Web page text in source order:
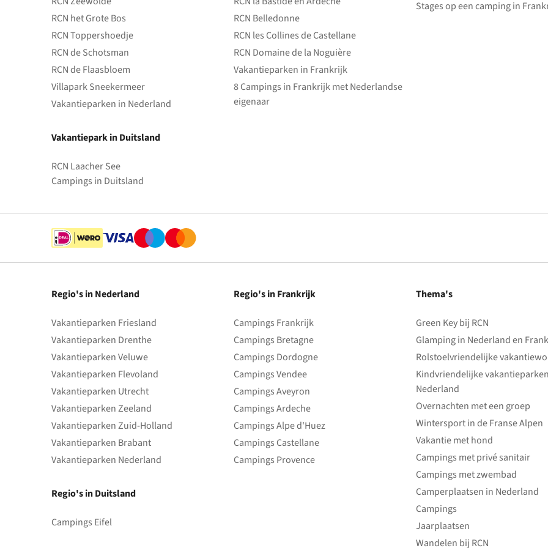
RCN het Grote Bos
RCN Toppershoedje
RCN de Schotsman
RCN de Flaasbloem
Villapark Sneekermeer
Vakantieparken in Nederland
Vakantiepark in Duitsland
RCN Laacher See
Campings in Duitsland
RCN Belledonne
RCN les Collines de Castellane
RCN Domaine de la Noguière
Vakantieparken in Frankrijk
8 Campings in Frankrijk met Nederlandse
eigenaar
Stages op een camping in
Regio's in Nederland
Vakantieparken Friesland
Vakantieparken Drenthe
Vakantieparken Veluwe
Vakantieparken Flevoland
Vakantieparken Utrecht
Vakantieparken Zeeland
Vakantieparken Zuid-Holland
Vakantieparken Brabant
Vakantieparken Nederland
Regio's in Duitsland
Campings Eifel
Regio's in Frankrijk
Campings Frankrijk
Campings Bretagne
Campings Dordogne
Campings Vendee
Campings Aveyron
Campings Ardeche
Campings Alpe d'Huez
Campings Castellane
Campings Provence
Thema's
Green Key bij RCN
Glamping in Nederland en
Rolstoelvriendelijke
Kindvriendelijke
Nederland
Overnachten met een groep
Wintersport in de Franse Alpen
Vakantie met hond
Campings met privé sanitair
Campings met zwembad
Camperplaatsen in Nederland
Campings
Jaarplaatsen
Wandelen bij RCN